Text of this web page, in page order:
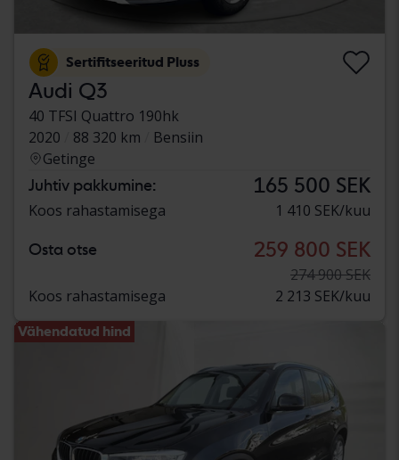
Sertifitseeritud Pluss
Audi Q3
40 TFSI Quattro 190hk
2020
88 320 km
Bensiin
Getinge
Juhtiv pakkumine: 165 500 SEK
Koos rahastamisega 1 410 SEK/kuu
Osta otse 259 800 SEK
274 900 SEK
Koos rahastamisega
2 213 SEK/kuu
Vähendatud hind